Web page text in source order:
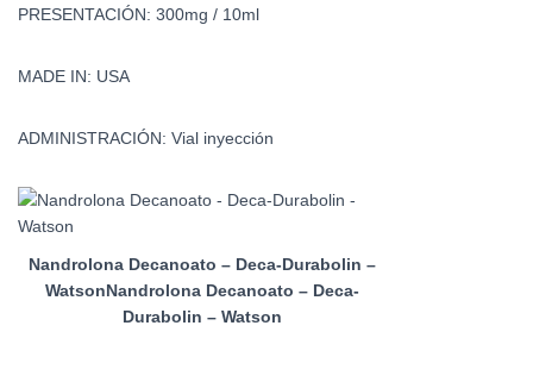
PRESENTACIÓN: 300mg / 10ml
MADE IN: USA
ADMINISTRACIÓN: Vial inyección
Nandrolona Decanoato – Deca-Durabolin –
WatsonNandrolona Decanoato – Deca-
Durabolin – Watson